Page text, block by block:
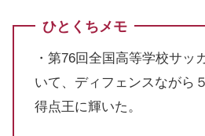
ひとくちメモ
・第76回全国高等学校サッ
いて、ディフェンスながら
得点王に輝いた。